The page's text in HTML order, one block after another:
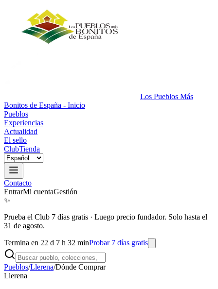
Los Pueblos Más
Bonitos de España - Inicio
Pueblos
Experiencias
Actualidad
El sello
ClubTienda
Contacto
EntrarMi cuentaGestión
✨
Prueba el Club 7 días gratis · Luego precio fundador. Solo hasta el
31 de agosto.
Termina en 22 d 7 h 32 minProbar 7 días gratis
Pueblos/Llerena/Dónde Comprar
Llerena